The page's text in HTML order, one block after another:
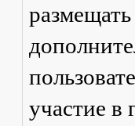
участие в